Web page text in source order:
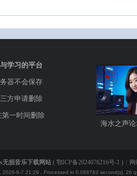
学习的平台
器不会保存
方申请删除
一时间删除
海水之声论
无损音乐下载网站 ( 鄂ICP备2024076216号-1 )
2026-8-7 21:29 , Processed in 0.088783 second(s), 26